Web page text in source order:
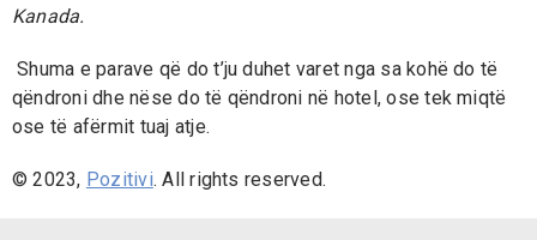
Kanada.
Shuma e parave që do t’ju duhet varet nga sa kohë do të
qëndroni dhe nëse do të qëndroni në hotel, ose tek miqtë
ose të afërmit tuaj atje.
© 2023, Pozitivi. All rights reserved.